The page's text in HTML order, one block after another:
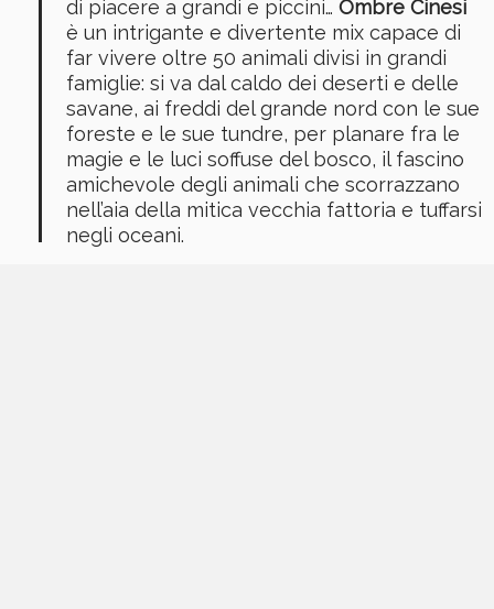
di piacere a grandi e piccini… Ombre Cinesi
è un intrigante e divertente mix capace di
far vivere oltre 50 animali divisi in grandi
famiglie: si va dal caldo dei deserti e delle
savane, ai freddi del grande nord con le sue
foreste e le sue tundre, per planare fra le
magie e le luci soffuse del bosco, il fascino
amichevole degli animali che scorrazzano
nell’aia della mitica vecchia fattoria e tuffarsi
negli oceani.